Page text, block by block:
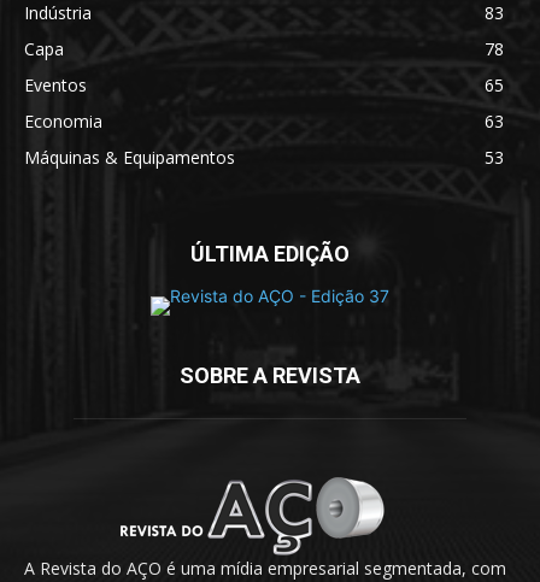
Indústria
83
Capa
78
Eventos
65
Economia
63
Máquinas & Equipamentos
53
ÚLTIMA EDIÇÃO
SOBRE A REVISTA
A Revista do AÇO é uma mídia empresarial segmentada, com